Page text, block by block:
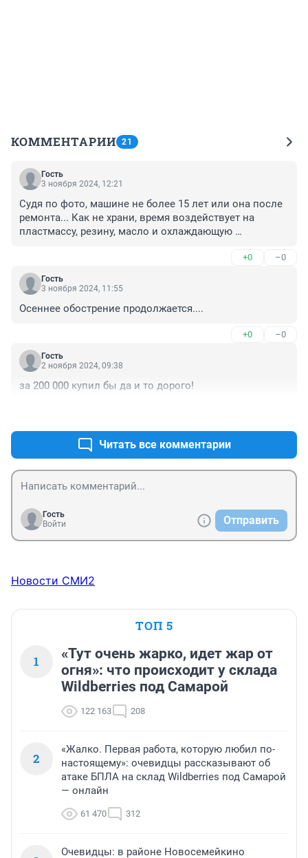
КОММЕНТАРИИ 21
Гость
3 ноября 2024, 12:21
Судя по фото, машине не более 15 лет или она после
ремонта... Как не храни, время воздействует на
пластмассу, резину, масло и охлаждающую
+0 –0
Гость
3 ноября 2024, 11:55
Осеннее обострение продолжается....
+0 –0
Гость
2 ноября 2024, 09:38
за 200 000 купил бы да и то дорого!
Читать все комментарии
Гость
Войти
Отправить
Новости СМИ2
ТОП 5
1
«Тут очень жарко, идет жар от
огня»: что происходит у склада
Wildberries под Самарой
122 163 208
2
«Жалко. Первая работа, которую любил по-
настоящему»: очевидцы рассказывают об
атаке БПЛА на склад Wildberries под Самарой
— онлайн
61 470 312
Очевидцы: в районе Новосемейкино